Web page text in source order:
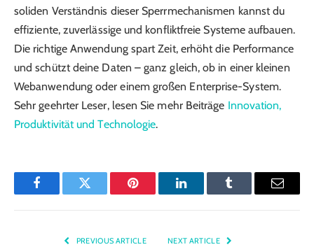
soliden Verständnis dieser Sperrmechanismen kannst du
effiziente, zuverlässige und konfliktfreie Systeme aufbauen.
Die richtige Anwendung spart Zeit, erhöht die Performance
und schützt deine Daten – ganz gleich, ob in einer kleinen
Webanwendung oder einem großen Enterprise-System.
Sehr geehrter Leser, lesen Sie mehr Beiträge Innovation,
Produktivität und Technologie.
FacebookTwitter Pinterest LinkedInTumblr Email
PREVIOUS ARTICLE NEXT ARTICLE